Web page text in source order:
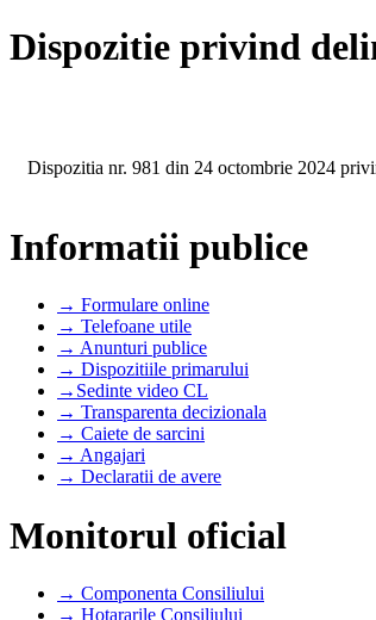
Dispozitie privind
Dispozitia nr. 981 din 24 octombrie 2024
Informatii publice
→ Formulare online
→ Telefoane utile
→ Anunturi publice
→ Dispozitiile primarului
→Sedinte video CL
→ Transparenta decizionala
→ Caiete de sarcini
→ Angajari
→ Declaratii de avere
Monitorul oficial
→ Componenta Consiliului
→ Hotararile Consiliului